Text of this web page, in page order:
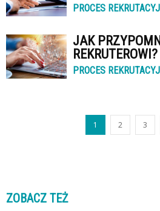
PROCES
JAK
REKRUTEROWI?
PROCES
1 2 3
ZOBACZ TEŻ